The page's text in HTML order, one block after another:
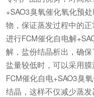
+SAO3臭氧催化氧化预
物，保证蒸发过程中的
进行FCM催化自电解
解，盐份结晶析出，确
盐量较低时，可以采用膜
FCM催化自电+SAO3臭
结晶，这样不仅减少蒸